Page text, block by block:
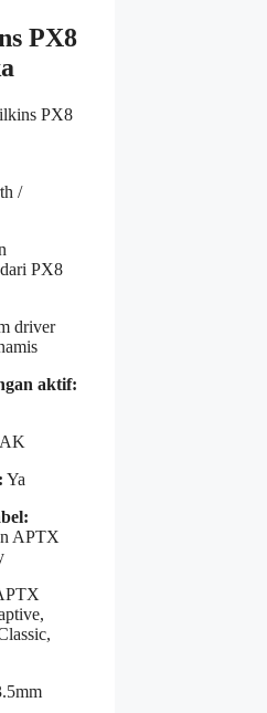
PX8
/
PX8
driver
aktif:
Ya
APTX